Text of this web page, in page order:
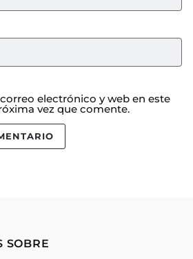
electrónico y web en este
vez que comente.
SOBRE